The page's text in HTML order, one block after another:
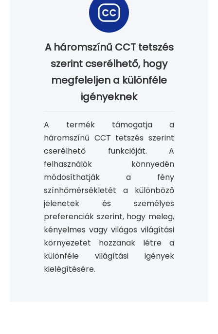
A háromszínű CCT tetszés
szerint cserélhető, hogy
megfeleljen a különféle
igényeknek
A termék támogatja a
háromszínű CCT tetszés szerint
cserélhető funkcióját. A
felhasználók könnyedén
módosíthatják a fény
színhőmérsékletét a különböző
jelenetek és személyes
preferenciák szerint, hogy meleg,
kényelmes vagy világos világítási
környezetet hozzanak létre a
különféle világítási igények
kielégítésére.